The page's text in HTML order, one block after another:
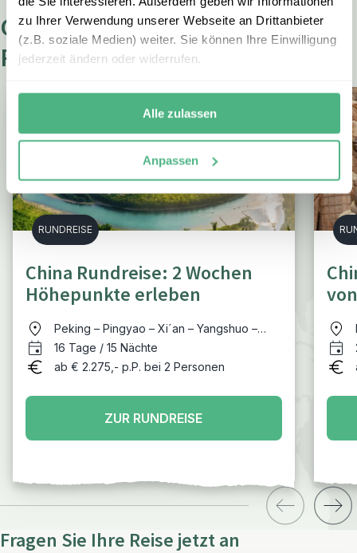
zu Ihrer Verwendung unserer Webseite an Drittanbieter
(z.B. soziale Medien) weiter. Sie können Ihre Einwilligung
jederzeit ändern oder widerrufen.
Alle zulassen
Anpassen
Gestalten Sie Ihre eigene China
Reise
RUNDREISE
China Rundreise: 2 Wochen
Höhepunkte erleben
Peking – Pingyao – Xi´an – Yangshuo –
Ping’an – Hong Hong;<br/>optionale
Verlängerung in Zhangjiajie
16 Tage / 15 Nächte
ab € 2.275,- p.P. bei 2 Personen
ZUR RUNDREISE
Fragen Sie Ihre Reise jetzt an